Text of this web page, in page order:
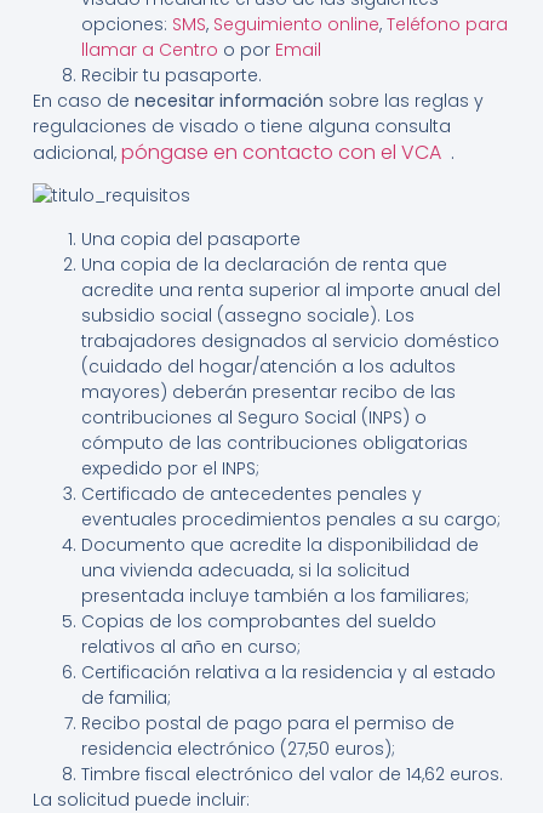
opciones: SMS, Seguimiento online, Teléfono para
llamar a Centro o por Email
Recibir tu pasaporte.
En caso de necesitar información sobre las reglas y
regulaciones de visado o tiene alguna consulta
adicional, póngase en contacto con el VCA .
Una copia del pasaporte
Una copia de la declaración de renta que
acredite una renta superior al importe anual del
subsidio social (assegno sociale). Los
trabajadores designados al servicio doméstico
(cuidado del hogar/atención a los adultos
mayores) deberán presentar recibo de las
contribuciones al Seguro Social (INPS) o
cómputo de las contribuciones obligatorias
expedido por el INPS;
Certificado de antecedentes penales y
eventuales procedimientos penales a su cargo;
Documento que acredite la disponibilidad de
una vivienda adecuada, si la solicitud
presentada incluye también a los familiares;
Copias de los comprobantes del sueldo
relativos al año en curso;
Certificación relativa a la residencia y al estado
de familia;
Recibo postal de pago para el permiso de
residencia electrónico (27,50 euros);
Timbre fiscal electrónico del valor de 14,62 euros.
La solicitud puede incluir: